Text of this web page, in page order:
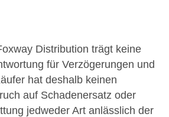
Distribution trägt keine
für Verzögerungen und
hat deshalb keinen
auf Schadenersatz oder
jedweder Art anlässlich der